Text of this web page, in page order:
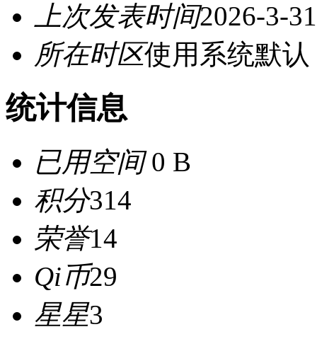
上次发表时间2026-3-
所在时区使用系统默认
统计信息
已用空间0 B
积分314
荣誉14
Qi币29
星星3